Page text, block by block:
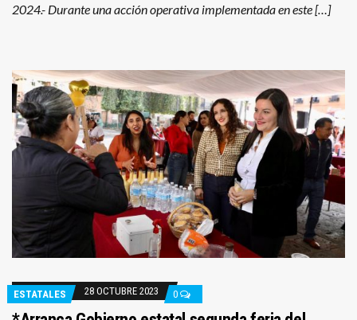
2024.- Durante una acción operativa implementada en este […]
ESTATALES 28 OCTUBRE 2023 0